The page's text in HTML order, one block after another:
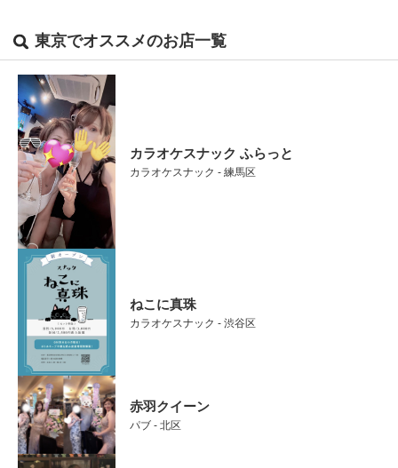
東京でオススメのお店一覧
カラオケスナック ふらっと
カラオケスナック - 練馬区
ねこに真珠
カラオケスナック - 渋谷区
赤羽クイーン
パブ - 北区